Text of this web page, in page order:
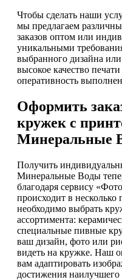
Чтобы сделать наши
мы предлагаем
заказов оптом или
уникальными
выбранного дизайна
высокое качество
оперативность
Оформить
кружек с
Минеральные
Получить
Минеральные Воды
благодаря сервису
происходит в
необходимо выбрать
ассортимента:
специальные пивные
ваш дизайн, фото или
видеть на кружке. Наш
вам адаптировать
достижения наилучшего